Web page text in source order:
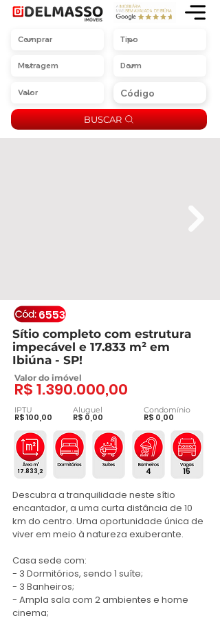
BUSCAR
6553
Sítio completo com estrutura
impecável e 17.833 m² em
Ibiúna - SP!
Valor do imóvel
R$1.390.000,00
IPTU
R$ 100,00
Aluguel
R$ 0,00
Condomínio
R$ 0,00
4 15
17.833,2
Descubra a tranquilidade neste sítio
encantador, a uma curta distância de 10
km do centro. Uma oportunidade única de
viver em meio à natureza exuberante.
Casa sede com:
- 3 Dormitórios, sendo 1 suíte;
- 3 Banheiros;
- Ampla sala com 2 ambientes e home
cinema;